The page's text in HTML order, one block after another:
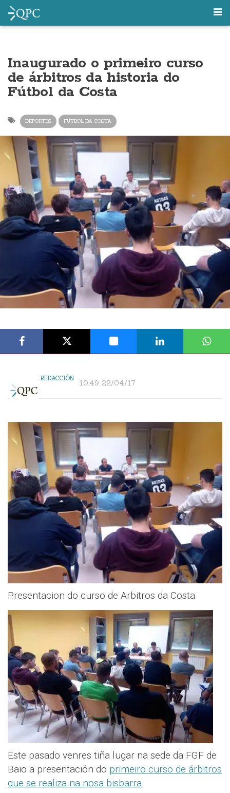
Inaugurado o primeiro curso
de árbitros da historia do
Fútbol da Costa
DEPORTES FÚTBOL DA COSTA
REDACCIÓN 10:49 22/04/17
Presentacion do curso de Arbitros da Costa
Este pasado venres tiña lugar na sede da FGF de
Baio a presentación do primeiro curso de árbitros
que se realiza na nosa bisbarra.